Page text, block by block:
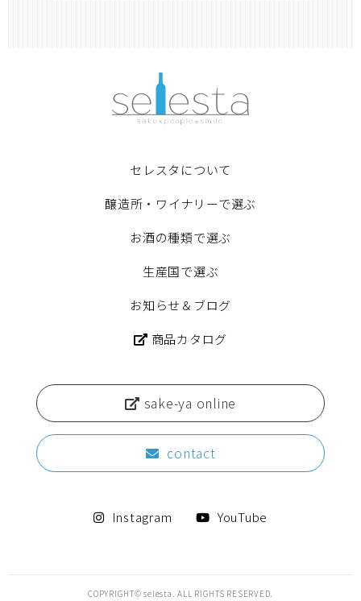
セレスタについて
醸造所・ワイナリーで選ぶ
お酒の種類で選ぶ
生産国で選ぶ
お知らせ＆ブログ
商品カタログ
sake-ya online
contact
Instagram YouTube
COPYRIGHT© selesta. ALL RIGHTS RESERVED.